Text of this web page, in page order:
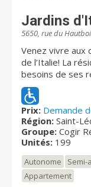
employés. Pour
visitez
Jardins
5650, rue du
Venez vivre aux
de l’Italie! La
besoins de ses
de vie. Vivre aux
de vie qui allie
environnement
dynamique où
services et
respect de votre
Léonard, la
impeccable,
Découvrez
Prix: Demande
Région: Saint-
Groupe: Cogir
Unités: 199
Autonome Semi-
Appartement